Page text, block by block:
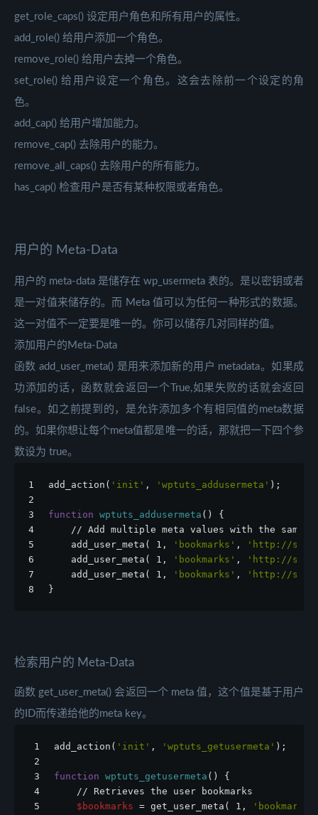
get_role_caps() 设定用户角色和所有用户的属性。
add_role() 给用户添加一个角色。
remove_role() 给用户去掉一个角色。
set_role() 给用户设定一个角色。这会去除前一个设定的角
色。
add_cap() 给用户增加能力。
remove_cap() 去除用户的能力。
remove_all_caps() 去除用户的所有能力。
has_cap() 检查用户是否有某种权限或者角色。
用户的 Meta-Data
用户的 meta-data 是储存在 wp_usermeta 表的。是以密钥或者
是一对值来储存的。而 Meta 值可以为任何一种形式的数据。
这一对值不一定要是唯一的。你可以储存几对同样的值。
添加用户的Meta-Data
函数 add_user_meta() 是用来添加新的用户 metadata。如果成
功添加的话，函数就会返回一个True,如果失败的话就会返回
false。如之前提到的，是允许添加多个有相同值的meta数据
的。如果你想让每个meta值都是唯一的话，那就把一下四个参
数设为 true。
1
2
3
4
5
6
7
8
add_action( 'init' , 'wptuts_addusermeta' );
function wptuts_addusermeta () {
// Add multiple meta values with the same
    add_user_meta( 1,
'bookmarks' ,
'http://
    add_user_meta( 1,
'bookmarks' ,
'http://
    add_user_meta( 1,
'bookmarks' ,
'http://
}
检索用户的 Meta-Data
函数 get_user_meta() 会返回一个 meta 值，这个值是基于用户
的ID而传递给他的meta key。
1
2
3
4
5
add_action( 'init' , 'wptuts_getusermeta' );
function wptuts_getusermeta () {
    // Retrieves the user bookmarks
$bookmarks = get_user_meta( 1, 'bookmarks'